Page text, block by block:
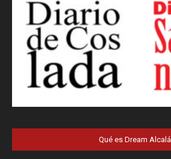
Qué es Dream Alcalá